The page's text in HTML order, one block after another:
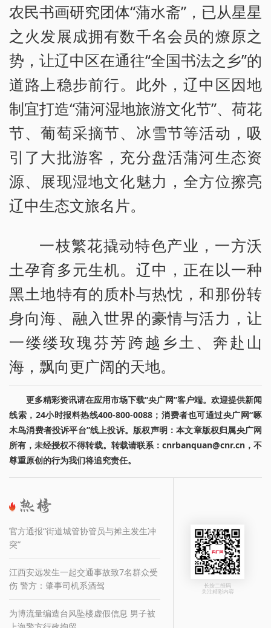
农民书画研究团体“蒲水斋”，已从星星
之火发展成拥有数千名会员的燎原之
势，让辽中区在通往“全国书法之乡”的
道路上稳步前行。此外，辽中区因地
制宜打造“蒲河湿地旅游文化节”、荷花
节、葡萄采摘节、冰雪节等活动，吸
引了大批游客，充分盘活蒲河生态资
源、展现湿地文化魅力，全方位擦亮
辽中生态文旅名片。
一枝繁花撬动特色产业，一方沃
土孕育多元生机。辽中，正在以一种
黑土地特有的质朴与热忱，和那份转
身向海、融入世界的豪情与活力，让
一缕缕玫瑰芬芳跨越乡土、奔赴山
海，飘向更广阔的天地。
更多精彩资讯请在应用市场下载“央广网”客户端。欢迎提供新闻
线索，24小时报料热线400-800-0088；消费者也可通过央广网“啄
木鸟消费者投诉平台”线上投诉。版权声明：本文章版权归属央广网
所有，未经授权不得转载。转载请联系：cnrbanquan@cnr.cn，不
尊重原创的行为我们将追究责任。
官方通报“街道城管协管员与摊主发生冲
突”
江西安远发生一起交通事故致7名群众受
伤 警方：肇事司机系酒驾
为博流量编造台风坠楼虚假信息 男子被
长按二维码
关注精彩内容